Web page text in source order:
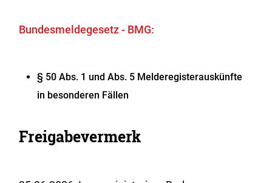
Bundesmeldegesetz - BMG:
§ 50 Abs. 1 und Abs. 5 Melderegisterauskünfte
in besonderen Fällen
Freigabevermerk